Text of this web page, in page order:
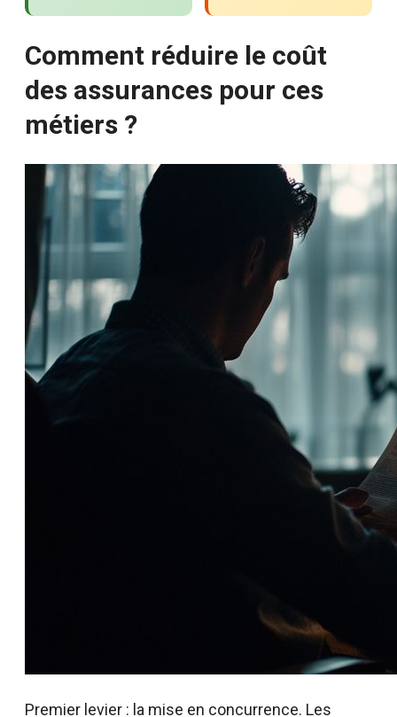
Comment réduire le coût
des assurances pour ces
métiers ?
Premier levier : la mise en concurrence. Les